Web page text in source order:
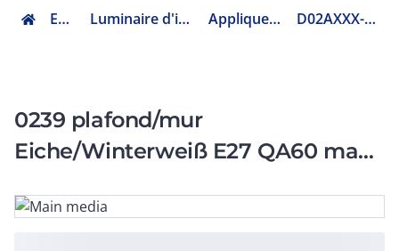
Eclairage Luminaire d'intérieur décoratif Applique et plafonnier D02AXXX-EIFGC1E2751X
0239 plafond/mur
Eiche/Winterweiß E27 QA60 max.